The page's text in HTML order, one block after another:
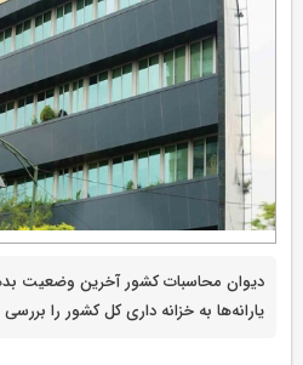
دیوان محاسبات کشور آخرین وضعیت
یارانه‌ها به خزانه داری کل کشور را